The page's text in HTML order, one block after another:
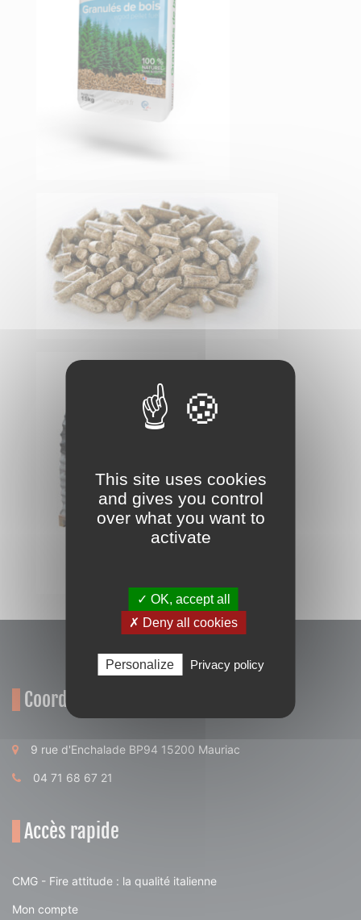
Coordonnées
9 rue d'Enchalade BP94 15200 Mauriac
04 71 68 67 21
Accès rapide
CMG - Fire attitude : la qualité italienne
Mon compte
This site uses cookies
and gives you control
over what you want to
activate
✓ OK, accept all
✗ Deny all cookies
Personalize Privacy policy